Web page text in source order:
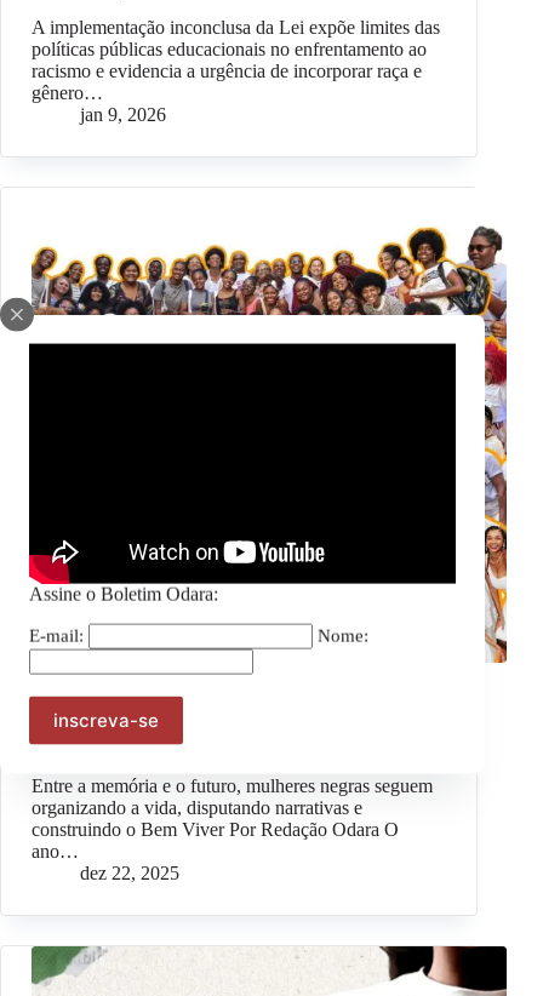
Assine o Boletim Odara:
E-mail: Nome:
A implementação inconclusa da Lei expõe limites das
políticas públicas educacionais no enfrentamento ao
racismo e evidencia a urgência de incorporar raça e
gênero…
jan 9, 2026
Geral
#OpiniãoOdara – Esperançar para transformar:
Mulheres negras, Reparação e Bem Viver
Entre a memória e o futuro, mulheres negras seguem
organizando a vida, disputando narrativas e
construindo o Bem Viver Por Redação Odara O
ano…
dez 22, 2025